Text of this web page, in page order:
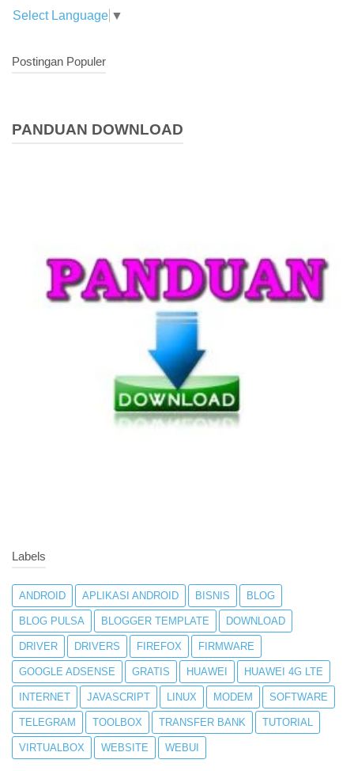
Select Language ▼
Postingan Populer
PANDUAN DOWNLOAD
Labels
ANDROID APLIKASI ANDROID BISNIS BLOG
BLOG PULSA BLOGGER TEMPLATE DOWNLOAD
DRIVER DRIVERS FIREFOX FIRMWARE
GOOGLE ADSENSE GRATIS HUAWEI HUAWEI 4G LTE
INTERNET JAVASCRIPT LINUX MODEM SOFTWARE
TELEGRAM TOOLBOX TRANSFER BANK TUTORIAL
VIRTUALBOX WEBSITE WEBUI